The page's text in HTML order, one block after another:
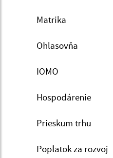
Matrika
Ohlasovňa
IOMO
Hospodárenie
Prieskum trhu
Poplatok za rozvoj